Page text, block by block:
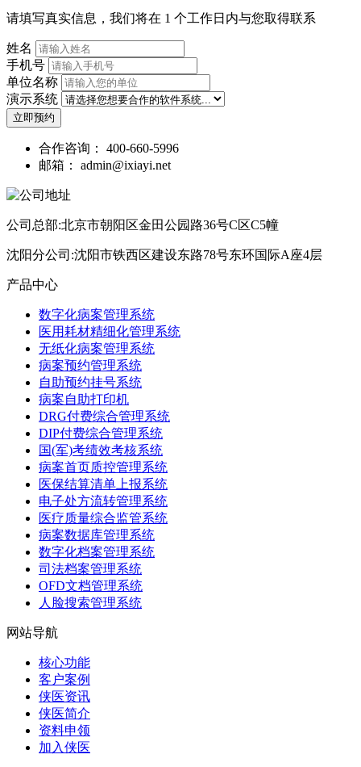
请填写真实信息，我们将在 1 个工作日内与您取得联系
姓名
手机号
单位名称
演示系统
立即预约
合作咨询： 400-660-5996
邮箱： admin@ixiayi.net
公司总部:北京市朝阳区金田公园路36号C区C5幢
沈阳分公司:沈阳市铁西区建设东路78号东环国际A座4层
产品中心
数字化病案管理系统
医用耗材精细化管理系统
无纸化病案管理系统
病案预约管理系统
自助预约挂号系统
病案自助打印机
DRG付费综合管理系统
DIP付费综合管理系统
国(军)考绩效考核系统
病案首页质控管理系统
医保结算清单上报系统
电子处方流转管理系统
医疗质量综合监管系统
病案数据库管理系统
数字化档案管理系统
司法档案管理系统
OFD文档管理系统
人脸搜索管理系统
网站导航
核心功能
客户案例
侠医资讯
侠医简介
资料申领
加入侠医